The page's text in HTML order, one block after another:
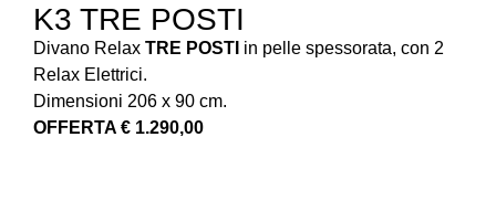
K3 TRE POSTI
Divano Relax TRE POSTI in pelle spessorata, con 2
Relax Elettrici.
Dimensioni 206 x 90 cm.
OFFERTA € 1.290,00